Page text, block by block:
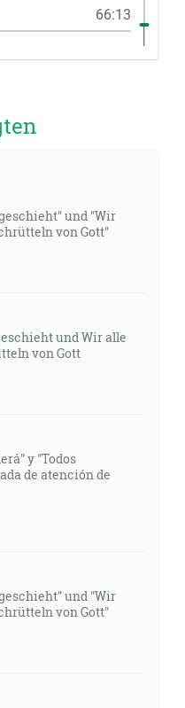
66:13
und "Wir
von Gott"
und Wir alle
von Gott
y "Todos
de atención de
und "Wir
von Gott"